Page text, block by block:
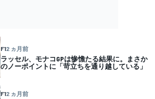
F12 ヵ月前
ラッセル、モナコGPは惨憺たる結果に。まさか
のノーポイントに「苛立ちを通り越している」
F12 ヵ月前